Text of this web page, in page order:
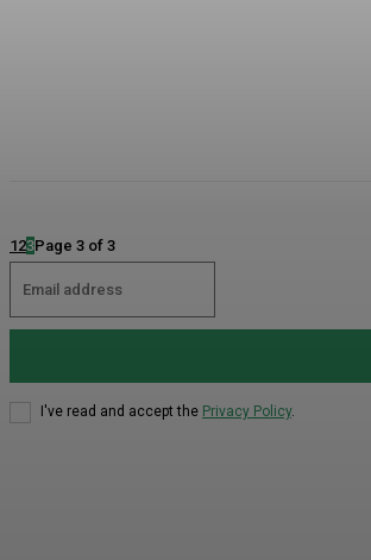
123Page 3 of 3
I've read and accept the Privacy Policy.